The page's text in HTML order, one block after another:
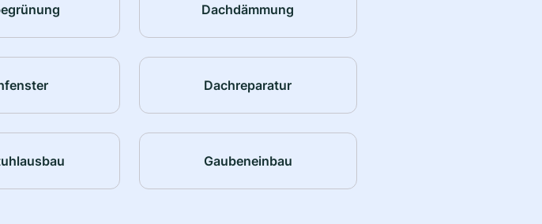
Dachdämmung
Dachreparatur
Gaubeneinbau